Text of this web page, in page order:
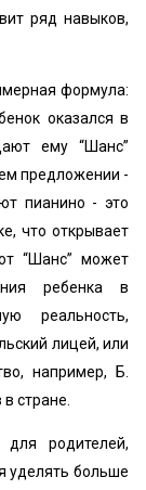
ряд навыков,
формула:
оказался в
ему “Шанс”
предложении -
пианино - это
что открывает
“Шанс” может
ребенка в
реальность,
лицей, или
например, Б.
стране.
для родителей,
уделять больше